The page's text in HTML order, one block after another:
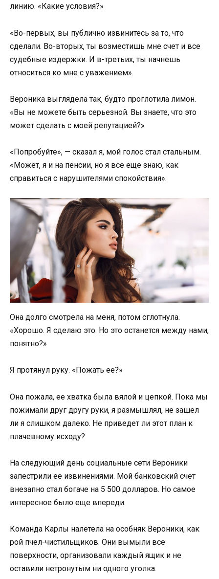
линию. «Какие условия?»
«Во-первых, вы публично извинитесь за то, что
сделали. Во-вторых, ты возместишь мне счет и все
судебные издержки. И в-третьих, ты начнешь
относиться ко мне с уважением».
Вероника выглядела так, будто проглотила лимон.
«Вы не можете быть серьезной. Вы знаете, что это
может сделать с моей репутацией?»
«Попробуйте», — сказал я, мой голос стал стальным.
«Может, я и на пенсии, но я все еще знаю, как
справиться с нарушителями спокойствия».
Она долго смотрела на меня, потом сглотнула.
«Хорошо. Я сделаю это. Но это останется между нами,
понятно?»
Я протянул руку. «Пожать ее?»
Она пожала, ее хватка была вялой и цепкой. Пока мы
пожимали друг другу руки, я размышлял, не зашел
ли я слишком далеко. Не приведет ли этот план к
плачевному исходу?
На следующий день социальные сети Вероники
запестрили ее извинениями. Мой банковский счет
внезапно стал богаче на 5 500 долларов. Но самое
интересное было еще впереди.
Команда Карлы налетела на особняк Вероники, как
рой пчел-чистильщиков. Они вымыли все
поверхности, организовали каждый ящик и не
оставили нетронутым ни одного уголка.